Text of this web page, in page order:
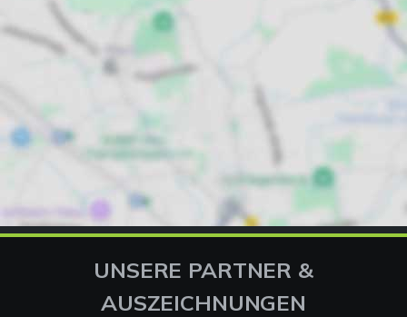
UNSERE PARTNER &
AUSZEICHNUNGEN